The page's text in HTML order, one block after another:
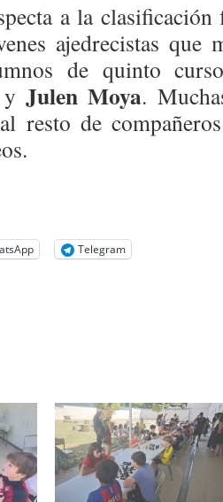
a la clasificación
ajedrecistas que
de quinto
yJulen Moya.
resto de
Telegram